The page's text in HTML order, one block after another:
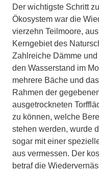
Der wichtigste Schritt
Ökosystem war die
vierzehn Teilmoore,
Kerngebiet des
Zahlreiche Dämme
den Wasserstand im
mehrere Bäche und
Rahmen der
ausgetrockneten
zu können, welche
stehen werden, wurde
sogar mit einer
aus vermessen. Der
betraf die